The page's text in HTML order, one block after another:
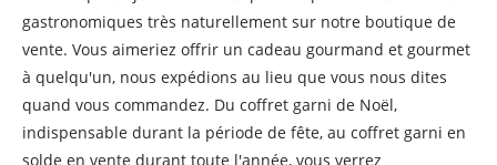
gastronomiques très naturellement sur notre boutique de
vente. Vous aimeriez offrir un cadeau gourmand et gourmet
à quelqu'un, nous expédions au lieu que vous nous dites
quand vous commandez. Du coffret garni de Noël,
indispensable durant la période de fête, au coffret garni en
solde en vente durant toute l'année, vous verrez